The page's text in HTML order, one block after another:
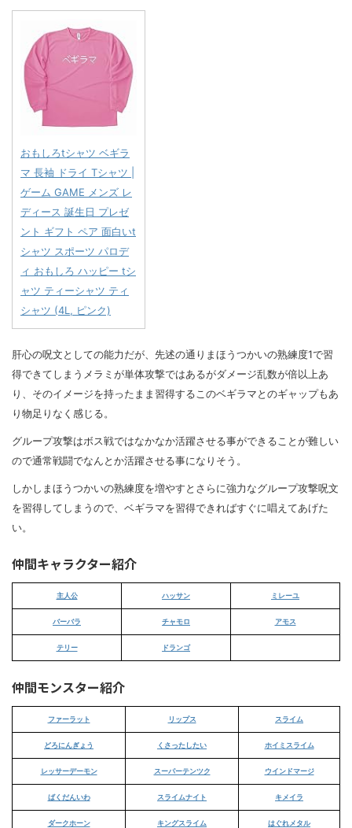
おもしろtシャツ ベギラ
マ 長袖 ドライ Tシャツ |
ゲーム GAME メンズ レ
ディース 誕生日 プレゼ
ント ギフト ペア 面白いt
シャツ スポーツ パロデ
ィ おもしろ ハッピー tシ
ャツ ティーシャツ ティ
シャツ (4L, ピンク)
肝心の呪文としての能力だが、先述の通りまほうつかいの熟練度1で習
得できてしまうメラミが単体攻撃ではあるがダメージ乱数が倍以上あ
り、そのイメージを持ったまま習得するこのベギラマとのギャップもあ
り物足りなく感じる。
グループ攻撃はボス戦ではなかなか活躍させる事ができることが難しい
ので通常戦闘でなんとか活躍させる事になりそう。
しかしまほうつかいの熟練度を増やすとさらに強力なグループ攻撃呪文
を習得してしまうので、ベギラマを習得できればすぐに唱えてあげた
い。
仲間キャラクター紹介
主人公 ハッサン ミレーユ
バーバラ チャモロ アモス
テリー ドランゴ
仲間モンスター紹介
ファーラット リップス スライム
どろにんぎょう くさったしたい ホイミスライム
レッサーデーモン スーパーテンツク ウインドマージ
ばくだんいわ スライムナイト キメイラ
ダークホーン キングスライム はぐれメタル